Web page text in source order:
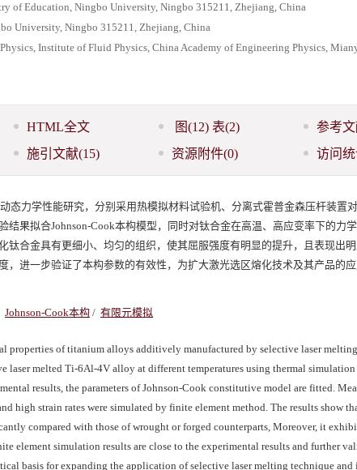
of Education, Ningbo University, Ningbo 315211, Zhejiang, China
University, Ningbo 315211, Zhejiang, China
Institute of Fluid Physics, China Academy of Engineering Physics,
HTML全文 图(12) 表(2) 参考
施引文献(15) 资源附件(0) 访问
态力学性能研究，分别采用热模拟材料试验机、分离式霍普金森压杆装置
果拟合Johnson-Cook本构模型，同时对钛合金在高温、高应变率下的力
钛合金具有更细小、均匀的组织，使其屈服强度有明显的提升，且表现出
，进一步验证了本构参数的有效性，为扩大激光选区熔化技术及其产品的
Johnson-Cook本构 / 有限元模拟
properties of titanium alloys additively manufactured by selective laser
laser melted Ti-6Al-4V alloy at different temperatures using thermal
results, the parameters of Johnson-Cook constitutive model are fitted.
high strain rates were simulated by finite element method. The results show
compared with those of wrought or forged counterparts, Moreover, it
element simulation results are close to the experimental results and further
basis for expanding the application of selective laser melting technique and